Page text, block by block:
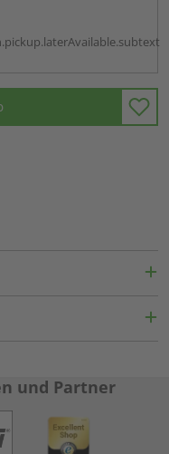
und Partner